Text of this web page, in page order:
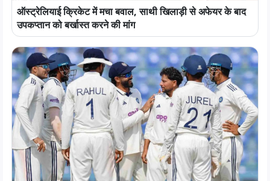
ऑस्ट्रेलियाई क्रिकेट में मचा बवाल, साथी खिलाड़ी से अफेयर के बाद
उपकप्तान को बर्खास्त करने की मांग